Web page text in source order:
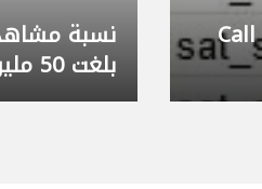
لعبة Black Ops 7 تشهد عودة أحد